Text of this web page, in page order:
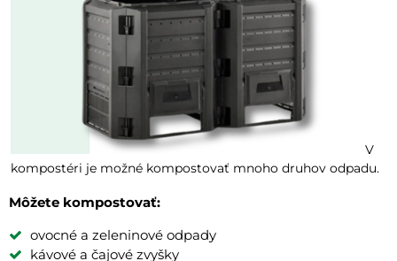
V
kompostéri je možné kompostovať mnoho druhov odpadu.
Môžete kompostovať:
ovocné a zeleninové odpady
kávové a čajové zvyšky